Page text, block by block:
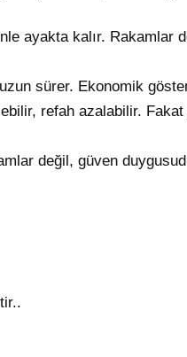
ayakta kalır. Rakamlar
sürer. Ekonomik
refah azalabilir.
değil, güven